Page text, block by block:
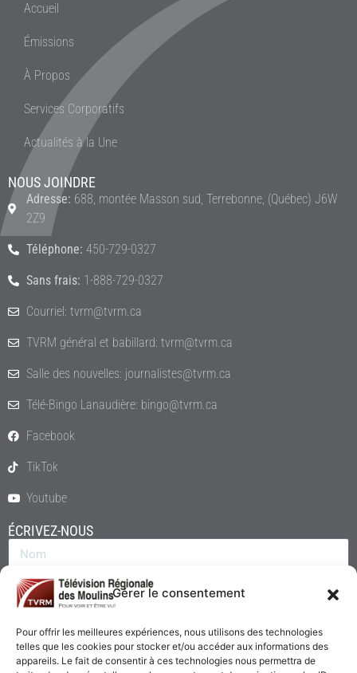
Gérer le consentement
Pour offrir les meilleures expériences, nous utilisons des technologies
telles que les cookies pour stocker et/ou accéder aux informations des
appareils. Le fait de consentir à ces technologies nous permettra de
Accueil
Émissions
À Propos
Services Corporatifs
Actualités à la Une
NOUS JOINDRE
Adresse: 688, montée Masson sud, Terrebonne, (Québec) J6W
2Z9
Téléphone: 450-729-0327
Sans frais: 1-888-729-0327
Courriel: tvrm@tvrm.ca
TVRM général et babillard: tvrm@tvrm.ca
Salle des nouvelles: journalistes@tvrm.ca
Télé-Bingo Lanaudière: bingo@tvrm.ca
Facebook
TikTok
Youtube
ÉCRIVEZ-NOUS